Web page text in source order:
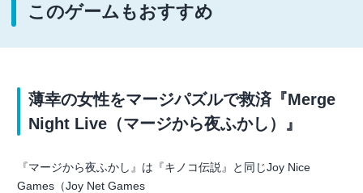
このゲームもおすすめ
薄幸の女性をマージパズルで救済『Merge
Night Live（マージから夜ふかし）』
『マージから夜ふかし』は『キノコ伝説』と同じJoy Nice
Games（Joy Net Games